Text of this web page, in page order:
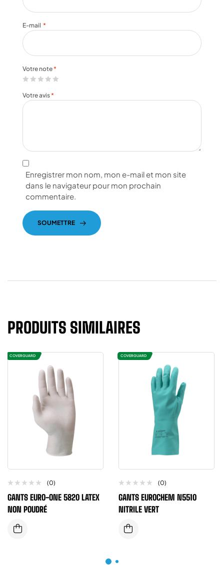
Votre note *
Votre avis *
E-mail *
Enregistrer mon nom, mon e-mail et mon site
dans le navigateur pour mon prochain
commentaire.
SOUMETTRE
PRODUITS SIMILAIRES
COVERGUARD
(0)
GANTS EURO-ONE 5820 LATEX
NON POUDRÉ
COVERGUARD
(0)
GANTS EUROCHEM N5510
NITRILE VERT